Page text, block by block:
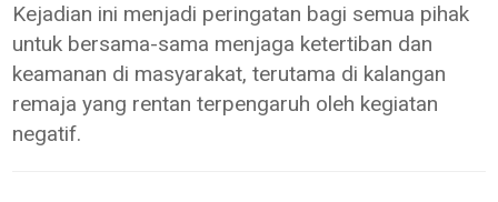
Kejadian ini menjadi peringatan bagi semua pihak
untuk bersama-sama menjaga ketertiban dan
keamanan di masyarakat, terutama di kalangan
remaja yang rentan terpengaruh oleh kegiatan
negatif.